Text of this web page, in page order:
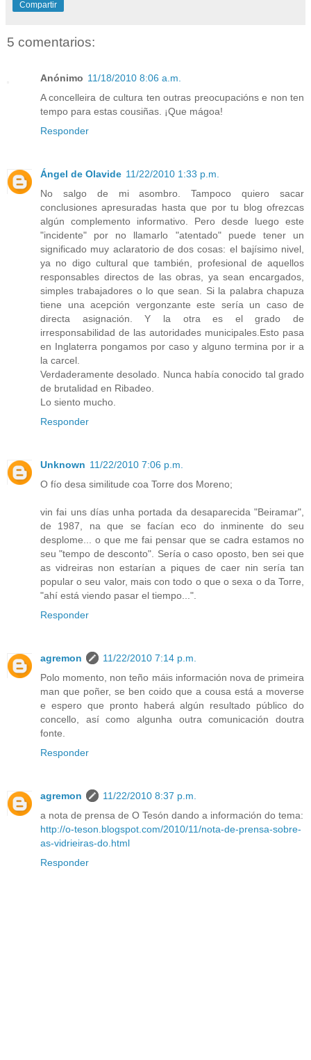
Compartir
5 comentarios:
Anónimo 11/18/2010 8:06 a.m.
A concelleira de cultura ten outras preocupacións e non ten
tempo para estas cousiñas. ¡Que mágoa!
Responder
Ángel de Olavide 11/22/2010 1:33 p.m.
No salgo de mi asombro. Tampoco quiero sacar
conclusiones apresuradas hasta que por tu blog ofrezcas
algún complemento informativo. Pero desde luego este
"incidente" por no llamarlo "atentado" puede tener un
significado muy aclaratorio de dos cosas: el bajísimo nivel,
ya no digo cultural que también, profesional de aquellos
responsables directos de las obras, ya sean encargados,
simples trabajadores o lo que sean. Si la palabra chapuza
tiene una acepción vergonzante este sería un caso de
directa asignación. Y la otra es el grado de
irresponsabilidad de las autoridades municipales.Esto pasa
en Inglaterra pongamos por caso y alguno termina por ir a
la carcel.
Verdaderamente desolado. Nunca había conocido tal grado
de brutalidad en Ribadeo.
Lo siento mucho.
Responder
Unknown 11/22/2010 7:06 p.m.
O fío desa similitude coa Torre dos Moreno;
vin fai uns días unha portada da desaparecida "Beiramar",
de 1987, na que se facían eco do inminente do seu
desplome... o que me fai pensar que se cadra estamos no
seu "tempo de desconto". Sería o caso oposto, ben sei que
as vidreiras non estarían a piques de caer nin sería tan
popular o seu valor, mais con todo o que o sexa o da Torre,
"ahí está viendo pasar el tiempo...".
Responder
agremon
11/22/2010 7:14 p.m.
Polo momento, non teño máis información nova de primeira
man que poñer, se ben coido que a cousa está a moverse
e espero que pronto haberá algún resultado público do
concello, así como algunha outra comunicación doutra
fonte.
Responder
agremon
11/22/2010 8:37 p.m.
a nota de prensa de O Tesón dando a información do tema:
http://o-teson.blogspot.com/2010/11/nota-de-prensa-sobre-
as-vidrieiras-do.html
Responder